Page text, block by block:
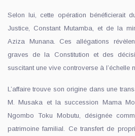
Selon lui, cette opération bénéficierait
Justice, Constant Mutamba, et de la
Aziza Munana. Ces allégations
graves de la Constitution et des
suscitant une vive controverse à l’échelle
L’affaire trouve son origine dans une
M. Musaka et la succession Mama
Ngombo Toku Mobutu, désignée
patrimoine familial. Ce transfert de